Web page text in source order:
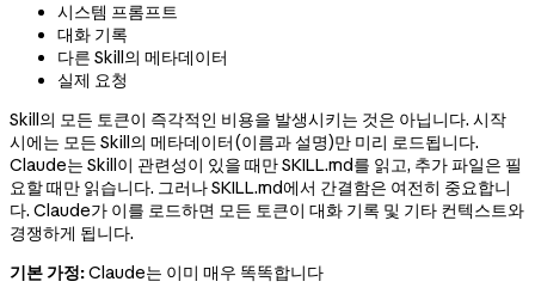
시스템 프롬프트
대화 기록
다른 Skill의 메타데이터
실제 요청
Skill의 모든 토큰이 즉각적인 비용을 발생시키는 것은 아닙니다. 시작
시에는 모든 Skill의 메타데이터(이름과 설명)만 미리 로드됩니다.
Claude는 Skill이 관련성이 있을 때만 SKILL.md를 읽고, 추가 파일은 필
요할 때만 읽습니다. 그러나 SKILL.md에서 간결함은 여전히 중요합니
다. Claude가 이를 로드하면 모든 토큰이 대화 기록 및 기타 컨텍스트와
경쟁하게 됩니다.
기본 가정:Claude는 이미 매우 똑똑합니다